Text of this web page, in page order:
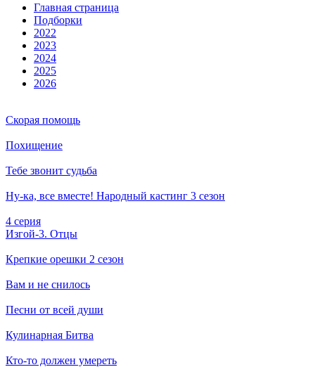
Глав­ная стра­ни­ца
Подборки
2022
2023
2024
2025
2026
Скорая помощь
Похищение
Тебе звонит судьба
Ну-ка, все вместе! Народный кастинг 3 сезон
4 серия
Изгой-3. Отцы
Крепкие орешки 2 сезон
Вам и не снилось
Песни от всей души
Кулинарная Битва
Кто-то должен умереть